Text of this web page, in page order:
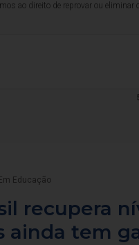
ao direito de reprovar ou
Em Educação
recupera
ainda tem